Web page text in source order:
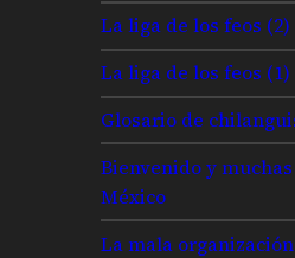
La liga de los feos (2)
La liga de los feos (1)
Glosario de
Bienvenido y
México
La mala